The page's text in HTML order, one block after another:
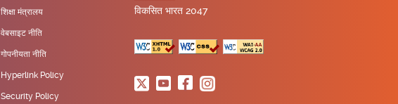
शिक्षा मंत्रालय
वेबसाइट नीति
गोपनीयता नीति
Hyperlink Policy
Security Policy
विकसित भारत 2047